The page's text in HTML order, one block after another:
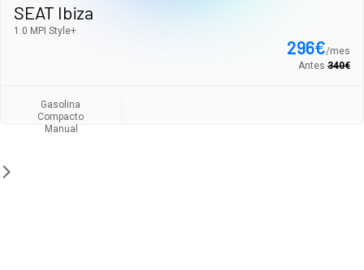
SEAT Ibiza
1.0 MPI Style+
296€/mes
Antes 340€
Gasolina
Compacto
Manual